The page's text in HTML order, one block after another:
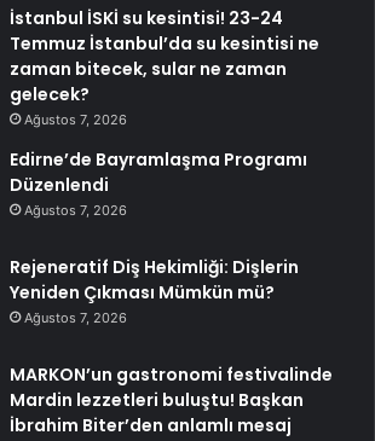
İstanbul İSKİ su kesintisi! 23-24
Temmuz İstanbul’da su kesintisi ne
zaman bitecek, sular ne zaman
gelecek?
Ağustos 7, 2026
Edirne’de Bayramlaşma Programı
Düzenlendi
Ağustos 7, 2026
Rejeneratif Diş Hekimliği: Dişlerin
Yeniden Çıkması Mümkün mü?
Ağustos 7, 2026
MARKON’un gastronomi festivalinde
Mardin lezzetleri buluştu! Başkan
İbrahim Biter’den anlamlı mesaj